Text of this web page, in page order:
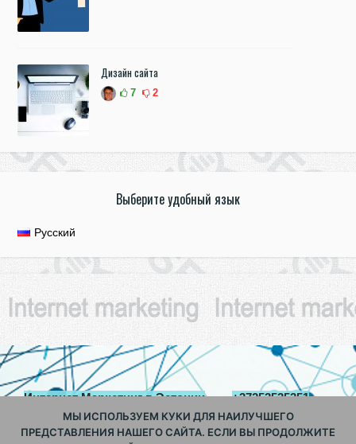
Дизайн сайта
7 2
Выберите удобный язык
Русский
Интернет Маркетинг в Эстонии
+37253535351
parimkodukv@gmail.com
МЫ ИСПОЛЬЗУЕМ КУКИ ДЛЯ НАИЛУЧШЕГО
ПРЕДСТАВЛЕНИЯ НАШЕГО САЙТА. ЕСЛИ ВЫ ПРОДОЛЖИТЕ